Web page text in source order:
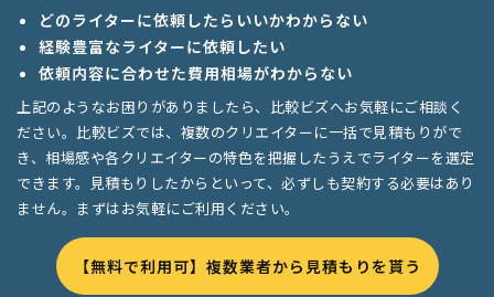
どのライターに依頼したらいいかわからない
経験豊富なライターに依頼したい
依頼内容に合わせた費用相場がわからない
上記のようなお困りがありましたら、比較ビズへお気軽にご相談く
ださい。比較ビズでは、複数のクリエイターに一括で見積もりがで
き、相場感や各クリエイターの特色を把握したうえでライターを選定
できます。見積もりしたからといって、必ずしも契約する必要はあり
ません。まずはお気軽にご利用ください。
【無料で利用可】複数業者から見積もりを貰う